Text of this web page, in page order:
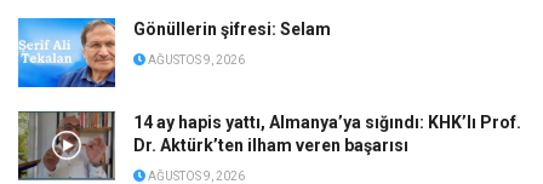
Gönüllerin şifresi: Selam
AĞUSTOS 9, 2026
14 ay hapis yattı, Almanya’ya sığındı: KHK’lı Prof.
Dr. Aktürk’ten ilham veren başarısı
AĞUSTOS 9, 2026